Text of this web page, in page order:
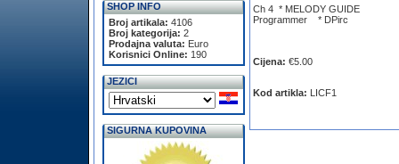
SHOP INFO
Broj artikala: 4106
Broj kategorija: 2
Prodajna valuta: Euro
Korisnici Online: 190
JEZICI
SIGURNA KUPOVINA
Ch 4 * MELODY GUIDE
Programmer * DPirc
Cijena: €5.00
Kod artikla: LICF1